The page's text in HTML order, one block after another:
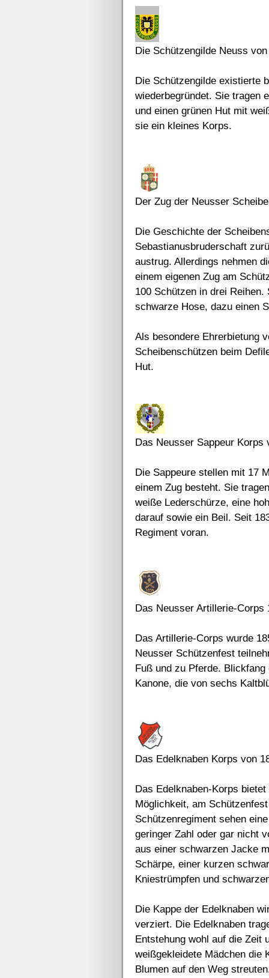
Die Schützengilde Neuss
Die Schützengilde existierte
wiederbegründet. Sie tragen
und einen grünen Hut mit
sie ein kleines Korps.
Der Zug der Neusser
Die Geschichte der
Sebastianusbruderschaft
austrug. Allerdings nehmen
einem eigenen Zug am
100 Schützen in drei
schwarze Hose, dazu einen
Als besondere Ehrerbietung
Scheibenschützen beim
Hut.
Das Neusser Sappeur Korps
Die Sappeure stellen mit 17
einem Zug besteht. Sie
weiße Lederschürze, eine
darauf sowie ein Beil. Seit
Regiment voran.
Das Neusser Artillerie-Corps
Das Artillerie-Corps wurde
Neusser Schützenfest
Fuß und zu Pferde.
Kanone, die von sechs
Das Edelknaben Korps von
Das Edelknaben-Korps
Möglichkeit, am
Schützenregiment sehen
geringer Zahl oder gar nicht
aus einer schwarzen Jacke
Schärpe, einer kurzen
Kniestrümpfen und
Die Kappe der Edelknaben
verziert. Die Edelknaben
Entstehung wohl auf die Zeit
weißgekleidete Mädchen die
Blumen auf den Weg